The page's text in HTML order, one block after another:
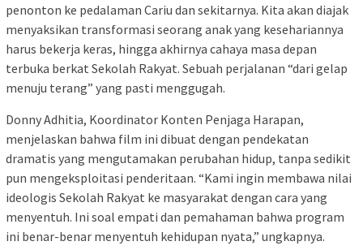
penonton ke pedalaman Cariu dan sekitarnya. Kita akan diajak
menyaksikan transformasi seorang anak yang kesehariannya
harus bekerja keras, hingga akhirnya cahaya masa depan
terbuka berkat Sekolah Rakyat. Sebuah perjalanan “dari gelap
menuju terang” yang pasti menggugah.
Donny Adhitia, Koordinator Konten Penjaga Harapan,
menjelaskan bahwa film ini dibuat dengan pendekatan
dramatis yang mengutamakan perubahan hidup, tanpa sedikit
pun mengeksploitasi penderitaan. “Kami ingin membawa nilai
ideologis Sekolah Rakyat ke masyarakat dengan cara yang
menyentuh. Ini soal empati dan pemahaman bahwa program
ini benar-benar menyentuh kehidupan nyata,” ungkapnya.